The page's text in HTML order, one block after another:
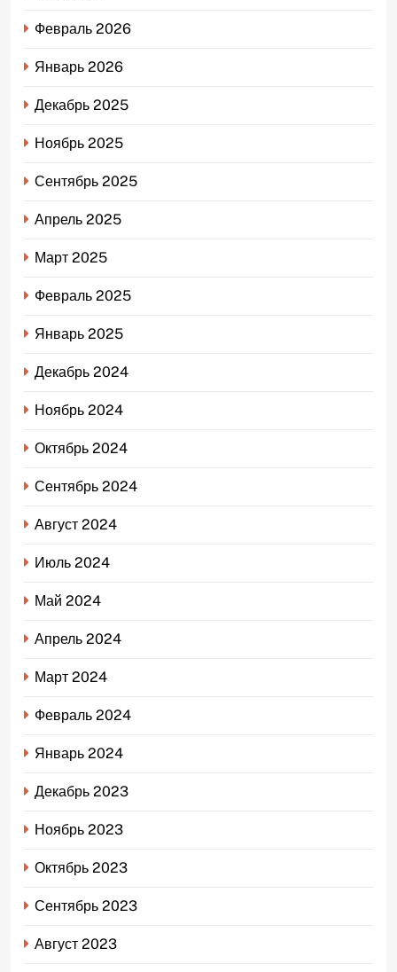
Февраль 2026
Январь 2026
Декабрь 2025
Ноябрь 2025
Сентябрь 2025
Апрель 2025
Март 2025
Февраль 2025
Январь 2025
Декабрь 2024
Ноябрь 2024
Октябрь 2024
Сентябрь 2024
Август 2024
Июль 2024
Май 2024
Апрель 2024
Март 2024
Февраль 2024
Январь 2024
Декабрь 2023
Ноябрь 2023
Октябрь 2023
Сентябрь 2023
Август 2023